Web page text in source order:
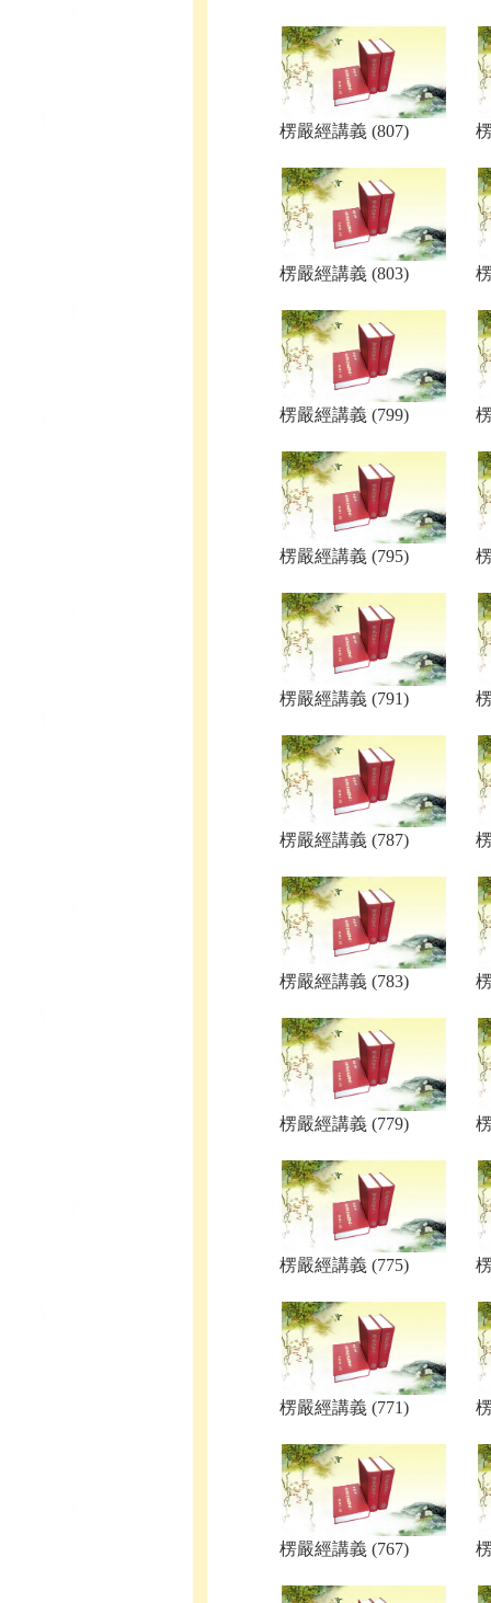
楞嚴經講義 (807)
楞嚴經講義 (803)
楞嚴經講義 (799)
楞嚴經講義 (795)
楞嚴經講義 (791)
楞嚴經講義 (787)
楞嚴經講義 (783)
楞嚴經講義 (779)
楞嚴經講義 (775)
楞嚴經講義 (771)
楞嚴經講義 (767)